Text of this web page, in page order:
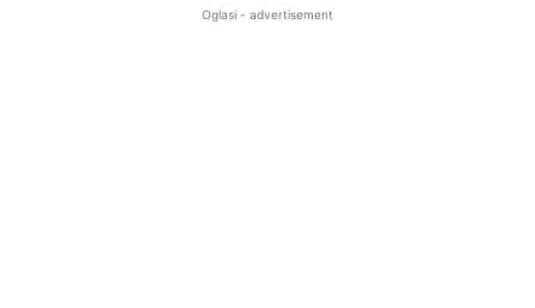
Oglasi - advertisement